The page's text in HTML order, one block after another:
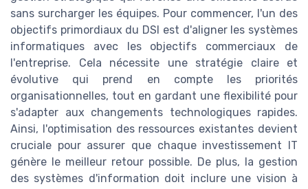
sans surcharger les équipes. Pour commencer, l'un des
objectifs primordiaux du DSI est d'aligner les systèmes
informatiques avec les objectifs commerciaux de
l'entreprise. Cela nécessite une stratégie claire et
évolutive qui prend en compte les priorités
organisationnelles, tout en gardant une flexibilité pour
s'adapter aux changements technologiques rapides.
Ainsi, l'optimisation des ressources existantes devient
cruciale pour assurer que chaque investissement IT
génère le meilleur retour possible. De plus, la gestion
des systèmes d'information doit inclure une vision à